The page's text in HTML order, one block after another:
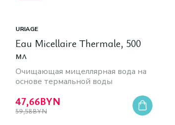
URIAGE
Eau Micellaire Thermale, 500
мл
Очищающая мицеллярная вода на
основе термальной воды
47,66BYN
59,58BYN